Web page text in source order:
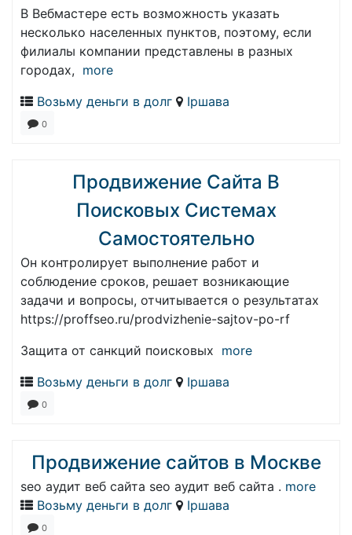
В Вебмастере есть возможность указать
несколько населенных пунктов, поэтому, если
филиалы компании представлены в разных
городах, more
Возьму деньги в долг
Іршава
0
Продвижение Сайта В
Поисковых Системах
Самостоятельно
Он контролирует выполнение работ и
соблюдение сроков, решает возникающие
задачи и вопросы, отчитывается о результатах
https://proffseo.ru/prodvizhenie-sajtov-po-rf
Защита от санкций поисковых more
Возьму деньги в долг
Іршава
0
Продвижение сайтов в Москве
seo аудит веб сайта seo аудит веб сайта . more
Возьму деньги в долг
Іршава
0